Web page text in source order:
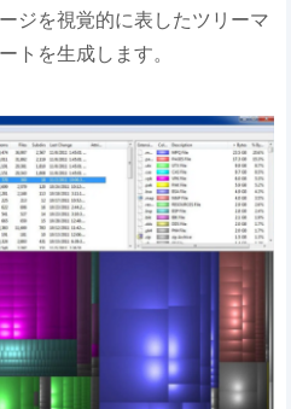
ジを視覚的に表したツリーマ
トを生成します。